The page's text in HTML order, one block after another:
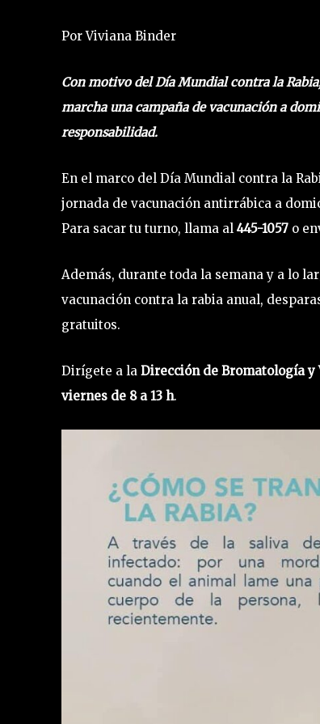
Por Viviana Binder
Con motivo del Día Mundial contra la
marcha una campaña de vacunación a
responsabilidad.
En el marco del Día Mundial contra la
jornada de vacunación antirrábica a
Para sacar tu turno, llama al 445-1057 o
Además, durante toda la semana y a lo
vacunación contra la rabia anual,
gratuitos.
Dirígete a la Dirección de Bromatología y
viernes de 8 a 13 h.